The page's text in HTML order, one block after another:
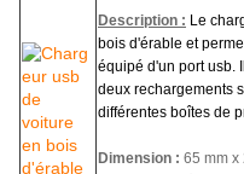
Description : Le
bois d'érable et
équipé d'un port usb.
deux rechargements
différentes boîtes de
Dimension : 65 mm x